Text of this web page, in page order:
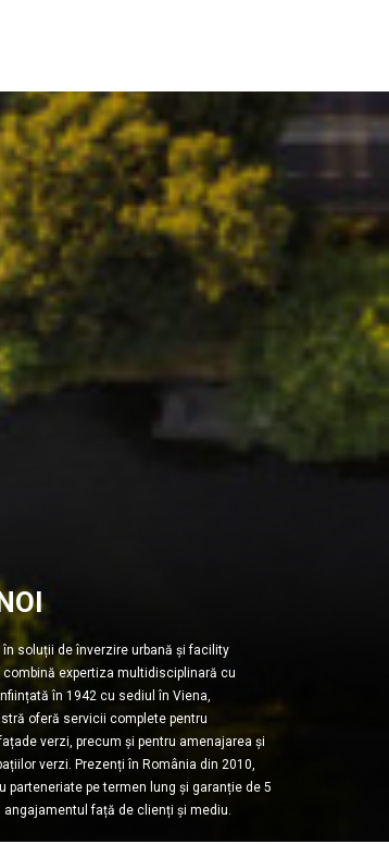
în soluții de înverzire urbană și facility
expertiza multidisciplinară cu
în 1942 cu sediul în Viena,
oferă servicii complete pentru
verzi, precum și pentru amenajarea și
verzi. Prezenți în România din 2010,
parteneriate pe termen lung și garanție de 5
angajamentul față de clienți și mediu.